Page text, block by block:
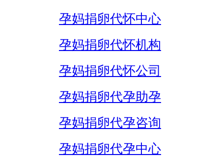
孕妈捐卵代怀中心
孕妈捐卵代怀机构
孕妈捐卵代怀公司
孕妈捐卵代孕助孕
孕妈捐卵代孕咨询
孕妈捐卵代孕中心